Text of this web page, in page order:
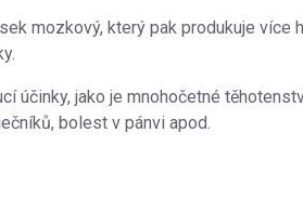
mozkový, který pak produkuje více
účinky, jako je mnohočetné
bolest v pánvi apod.